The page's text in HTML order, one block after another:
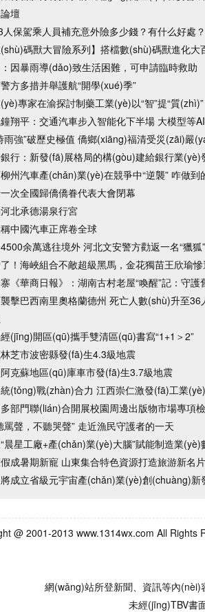
壇
人保駕乘人員補充意外險多少錢？有什么好處？
(shù)碼獸大冒險系列】搭檔數(shù)碼獸進化
因暴雨導(dǎo)致生活困難，可申請臨時救助
方多措并舉護航“開學(xué)季”
專家在渝探討制藥工業(yè)以“智”提“質
翔平：交通汽車步入智能化下半場 大模型等
雨強”破歷史極值 僑鄉(xiāng)福清受災(zāi)嚴
行：新發(fā)展格局的構(gòu)建給銀行業(yè)
州汽車產(chǎn)業(yè)在競爭中“逆襲” 咋做到
次全國歸僑僑眷代表大會閉幕
北承德湯泉行宮
中國汽車正席卷全球
余萬逃往境外 河北文安警方勸返一名“獵狐
！海峽組合不敵超級黑馬，金花獨苗王欣瑜
《華商日報》：湖南古村老屋“喚醒”記：守
擊巴西南里奧格蘭德州 死亡人數(shù)升至36
(jīng)開區(qū)攜手雙清區(qū)書寫“1+1＞2”
芝市波密縣發(fā)生4.3級地震
克蘇地區(qū)庫車市發(fā)生3.7級地震
(tǒng)戰(zhàn)合力 江西崇仁激發(fā)工業
部門聯(lián)合開展校園周邊出版物市場專項
罵聲，不聽哭聲” 走近漁民守護者的一天
晨星工廠+產(chǎn)業(yè)大腦”賦能制造業
成暑期新寵 山東集合特色資源打造旅游新名片
成立省級元宇宙產(chǎn)業(yè)創(chuàng)新
@ 2001-2013 www.1314wx.com All Rights
網(wǎng)站所登新聞、資訊等內
未經(jīng)TBV書